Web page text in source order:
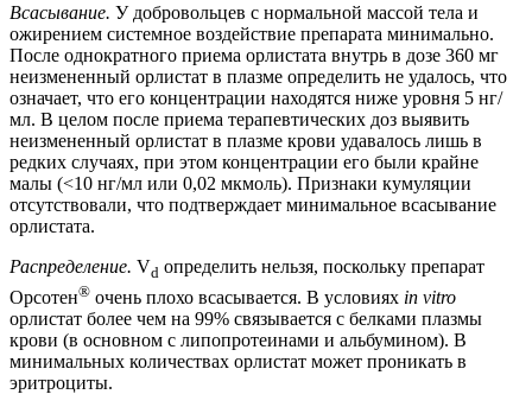
Всасывание. У добровольцев с нормальной массой тела и
ожирением системное воздействие препарата минимально.
После однократного приема орлистата внутрь в дозе 360 мг
неизмененный орлистат в плазме определить не удалось, что
означает, что его концентрации находятся ниже уровня 5 нг/
мл. В целом после приема терапевтических доз выявить
неизмененный орлистат в плазме крови удавалось лишь в
редких случаях, при этом концентрации его были крайне
малы (<10 нг/мл или 0,02 мкмоль). Признаки кумуляции
отсутствовали, что подтверждает минимальное всасывание
орлистата.
Распределение. Vd определить нельзя, поскольку препарат
Орсотен® очень плохо всасывается. В условиях in vitro
орлистат более чем на 99% связывается с белками плазмы
крови (в основном с липопротеинами и альбумином). В
минимальных количествах орлистат может проникать в
эритроциты.